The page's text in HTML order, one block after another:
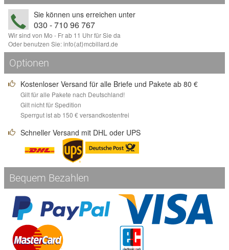
Sie können uns erreichen unter
030 - 710 96 767
Wir sind von Mo - Fr ab 11 Uhr für Sie da
Oder benutzen Sie:info⟨аt⟩mcbillard.de
Optionen
Kostenloser Versand für alle Briefe und Pakete ab 80 €
Gilt für alle Pakete nach Deutschland!
Gilt nicht für Spedition
Sperrgut ist ab 150 € versandkostenfrei
Schneller Versand mit DHL oder UPS
Bequem Bezahlen